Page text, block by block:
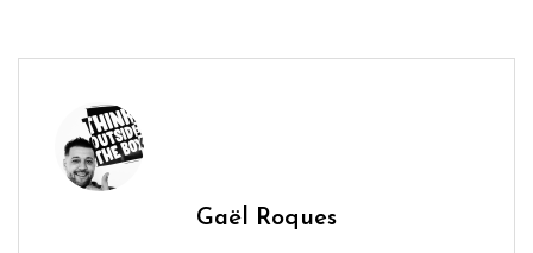
Gaël Roques